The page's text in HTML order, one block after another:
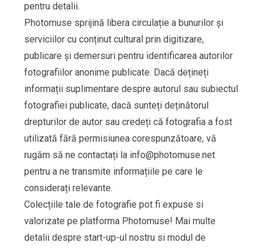
pentru detalii.
Photomuse sprijină libera circulație a bunurilor și
serviciilor cu conținut cultural prin digitizare,
publicare și demersuri pentru identificarea autorilor
fotografiilor anonime publicate. Dacă dețineți
informații suplimentare despre autorul sau subiectul
fotografiei publicate, dacă sunteți deținătorul
drepturilor de autor sau credeți că fotografia a fost
utilizată fără permisiunea corespunzătoare, vă
rugăm să ne contactați la info@photomuse.net
pentru a ne transmite informațiile pe care le
considerați relevante.
Colecțiile tale de fotografie pot fi expuse si
valorizate pe platforma Photomuse! Mai multe
detalii despre start-up-ul nostru si modul de